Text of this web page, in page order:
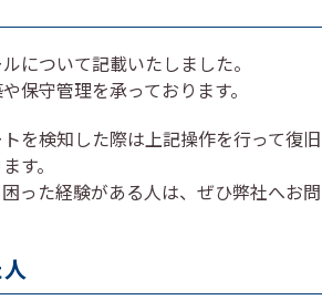
について記載いたしました。
保守管理を承っております。
を検知した際は上記操作を行って復旧
す。
った経験がある人は、ぜひ弊社へお問